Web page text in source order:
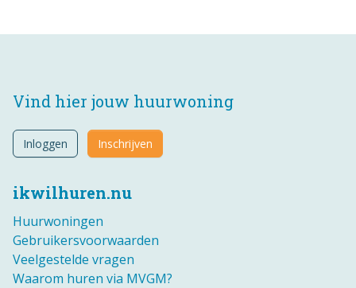
ikwilhuren.nu
Huurwoningen
Gebruikersvoorwaarden
Veelgestelde vragen
Waarom huren via MVGM?
Vind hier jouw huurwoning
Inloggen Inschrijven